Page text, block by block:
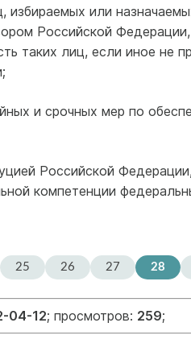
или
Российской
таких лиц, если иное не
и срочных мер по
Российской
компетенции
25 26 27 28
04-12; просмотров: 259;